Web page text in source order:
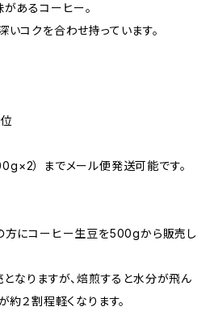
あるコーヒー。
コクを合わせ持っています。
） までメール便発送可能です。
方にコーヒー生豆を500gから販売し
なりますが、焙煎すると水分が飛ん
約２割程軽くなります。